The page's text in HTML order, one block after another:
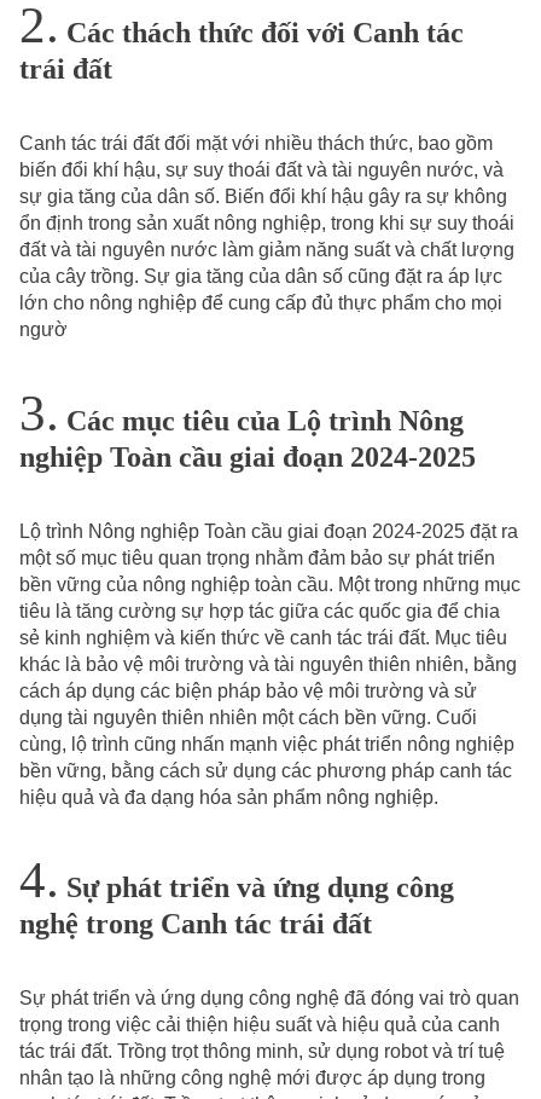
Các thách thức đối với Canh tác
trái đất
Canh tác trái đất đối mặt với nhiều thách thức, bao gồm
biến đổi khí hậu, sự suy thoái đất và tài nguyên nước, và
sự gia tăng của dân số. Biến đổi khí hậu gây ra sự không
ổn định trong sản xuất nông nghiệp, trong khi sự suy thoái
đất và tài nguyên nước làm giảm năng suất và chất lượng
của cây trồng. Sự gia tăng của dân số cũng đặt ra áp lực
lớn cho nông nghiệp để cung cấp đủ thực phẩm cho mọi
ngườ
Các mục tiêu của Lộ trình Nông
nghiệp Toàn cầu giai đoạn 2024-2025
Lộ trình Nông nghiệp Toàn cầu giai đoạn 2024-2025 đặt ra
một số mục tiêu quan trọng nhằm đảm bảo sự phát triển
bền vững của nông nghiệp toàn cầu. Một trong những mục
tiêu là tăng cường sự hợp tác giữa các quốc gia để chia
sẻ kinh nghiệm và kiến thức về canh tác trái đất. Mục tiêu
khác là bảo vệ môi trường và tài nguyên thiên nhiên, bằng
cách áp dụng các biện pháp bảo vệ môi trường và sử
dụng tài nguyên thiên nhiên một cách bền vững. Cuối
cùng, lộ trình cũng nhấn mạnh việc phát triển nông nghiệp
bền vững, bằng cách sử dụng các phương pháp canh tác
hiệu quả và đa dạng hóa sản phẩm nông nghiệp.
Sự phát triển và ứng dụng công
nghệ trong Canh tác trái đất
Sự phát triển và ứng dụng công nghệ đã đóng vai trò quan
trọng trong việc cải thiện hiệu suất và hiệu quả của canh
tác trái đất. Trồng trọt thông minh, sử dụng robot và trí tuệ
nhân tạo là những công nghệ mới được áp dụng trong